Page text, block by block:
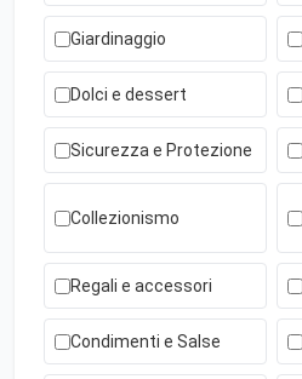
Giardinaggio
Dolci e dessert
Sicurezza e Protezione
Collezionismo
Regali e accessori
Condimenti e Salse